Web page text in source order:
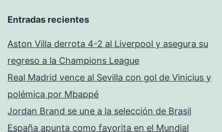
Entradas recientes
Aston Villa derrota 4-2 al Liverpool y asegura su
regreso a la Champions League
Real Madrid vence al Sevilla con gol de Vinicius y
polémica por Mbappé
Jordan Brand se une a la selección de Brasil
España apunta como favorita en el Mundial